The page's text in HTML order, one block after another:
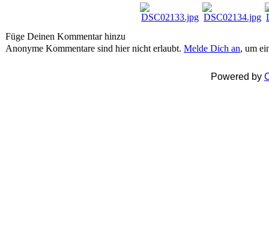
Füge Deinen Kommentar hinzu
Anonyme Kommentare sind hier nicht erlaubt. Melde Dich an, um
Powered by